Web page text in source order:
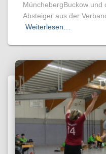
MünchebergBuckow und
Absteiger aus der
Weiterlesen…